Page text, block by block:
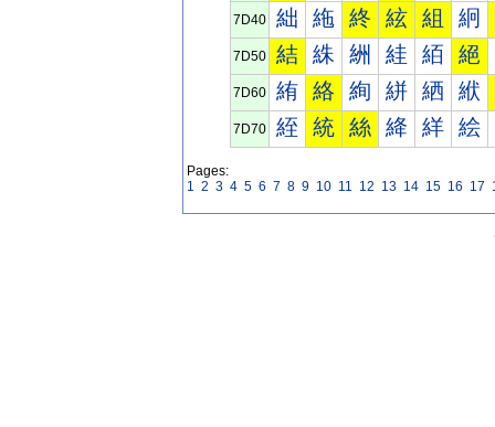
7D40 絀 絁 終 絃 組 絅
7D50 結 絑 絒 絓 絔 絕
7D60 絠 絡 絢 絣 絤 絥
7D70 絰 統 絲 絳 絴 絵
Pages:
1 2 3 4 5 6 7 8 9 10 11 12 13 14 15 16 17